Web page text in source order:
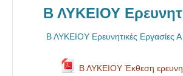
Β ΛΥΚΕΙΟΥ
Β ΛΥΚΕΙΟΥ Ερευνητικές Εργασίες
Β ΛΥΚΕΙΟΥ Έκθεση